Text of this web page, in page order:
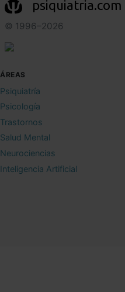
psiquiatria.com
© 1996–2026
ÁREAS
Psiquiatría
Psicología
Trastornos
Salud Mental
Neurociencias
Inteligencia Artificial